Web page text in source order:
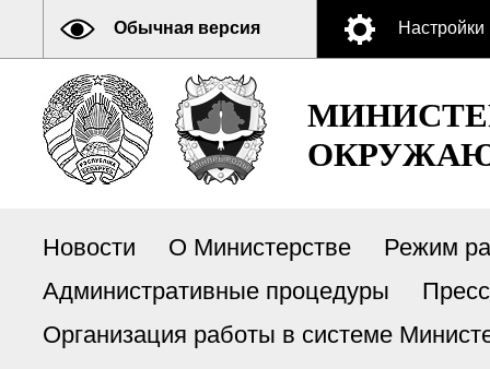
Обычная версия Настройки
Новости О Министерстве
Режим
Административные процедуры
Организация работы в системе